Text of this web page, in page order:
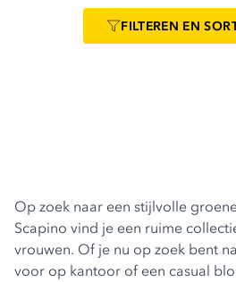
FILTEREN EN
Op zoek naar een stijlvolle
Scapino vind je een ruime
vrouwen. Of je nu op zoek bent
voor op kantoor of een casual